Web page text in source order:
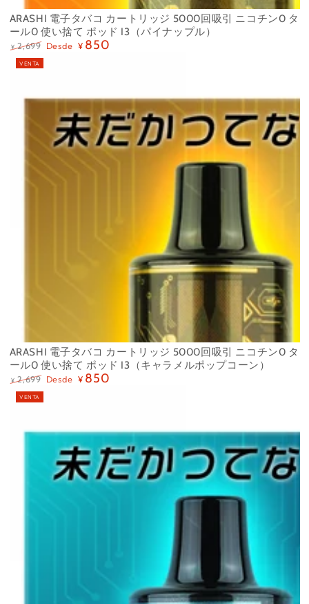
ARASHI 電子タバコ カートリッジ 5000回吸引 ニコチン0 タ
ール0 使い捨て ポッド I3（パイナップル）
Precio
regular
¥ 2,699 Desde ¥ 850
ARASHI 電子タバコ カートリッジ 5000回吸引 ニコチン0 タ
ール0 使い捨て ポッド I3（キャラメルポップコーン）
Precio
regular
¥ 2,699 Desde ¥ 850
VENTA
VENTA